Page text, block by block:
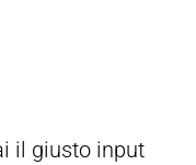
il giusto input